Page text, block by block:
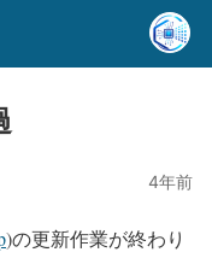
4年前
)の更新作業が終わり